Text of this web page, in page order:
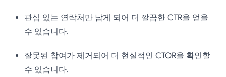
관심 있는 연락처만 남게 되어 더 깔끔한 CTR을 얻을
수 있습니다.
잘못된 참여가 제거되어 더 현실적인 CTOR을 확인할
수 있습니다.